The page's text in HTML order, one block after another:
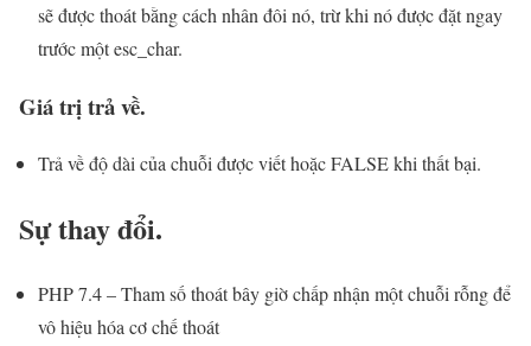
sẽ được thoát bằng cách nhân đôi nó, trừ khi nó được đặt ngay
trước một esc_char.
Giá trị trả về.
Trả về độ dài của chuỗi được viết hoặc FALSE khi thất bại.
Sự thay đổi.
PHP 7.4 – Tham số thoát bây giờ chấp nhận một chuỗi rỗng để
vô hiệu hóa cơ chế thoát